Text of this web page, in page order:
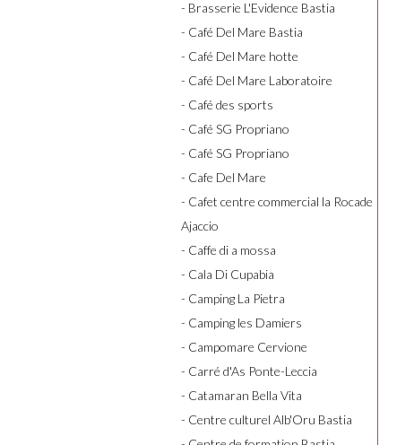
- Brasserie L'Evidence Bastia
- Café Del Mare Bastia
- Café Del Mare hotte
- Café Del Mare Laboratoire
- Café des sports
- Café SG Propriano
- Café SG Propriano
- Cafe Del Mare
- Cafet centre commercial la Rocade
Ajaccio
- Caffe di a mossa
- Cala Di Cupabia
- Camping La Pietra
- Camping les Damiers
- Campomare Cervione
- Carré d'As Ponte-Leccia
- Catamaran Bella Vita
- Centre culturel Alb'Oru Bastia